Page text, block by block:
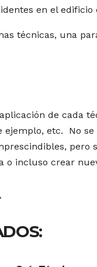
en el
técnicas, una
de cada
ejemplo, etc. No
pero
o incluso crear
.